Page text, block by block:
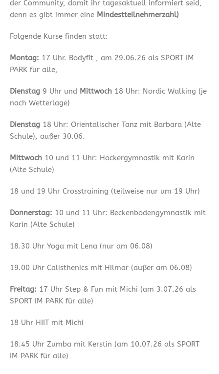
der Community, damit ihr tagesaktuell informiert seid,
denn es gibt immer eine Mindestteilnehmerzahl)
Folgende Kurse finden statt:
Montag: 17 Uhr. Bodyfit , am 29.06.26 als SPORT IM
PARK für alle,
Dienstag 9 Uhr und Mittwoch 18 Uhr: Nordic Walking (je
nach Wetterlage)
Dienstag 18 Uhr: Orientalischer Tanz mit Barbara (Alte
Schule), außer 30.06.
Mittwoch 10 und 11 Uhr: Hockergymnastik mit Karin
(Alte Schule)
18 und 19 Uhr Crosstraining (teilweise nur um 19 Uhr)
Donnerstag: 10 und 11 Uhr: Beckenbodengymnastik mit
Karin (Alte Schule)
18.30 Uhr Yoga mit Lena (nur am 06.08)
19.00 Uhr Calisthenics mit Hilmar (außer am 06.08)
Freitag: 17 Uhr Step & Fun mit Michi (am 3.07.26 als
SPORT IM PARK für alle)
18 Uhr HIIT mit Michi
18.45 Uhr Zumba mit Kerstin (am 10.07.26 als SPORT
IM PARK für alle)